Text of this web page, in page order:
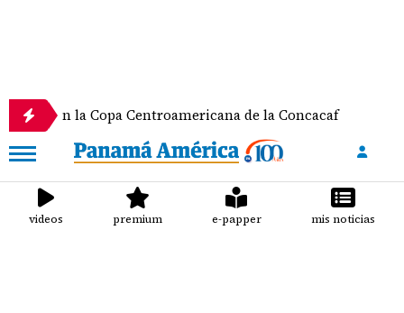
la Copa Centroamericana de la Concacaf
videos premium e-papper mis noticias